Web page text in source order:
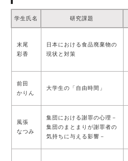
学生氏名 研究課題
末尾
彩香
日本における食品廃棄物の
現状と対策
前田
かりん
大学生の「自由時間」
風張
なつみ
集団における謝罪の心理－
集団のまとまりが謝罪者の
気持ちに与える影響－